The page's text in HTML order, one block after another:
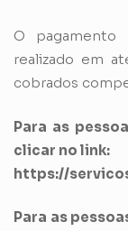
O
realizado em
cobrados
Para as
clicar no link:
https://
Para as